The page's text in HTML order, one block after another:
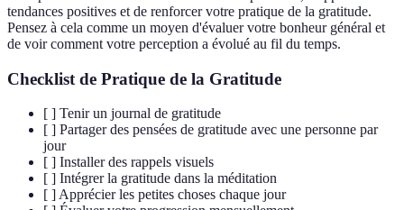
tendances positives et de renforcer votre pratique de la gratitude.
Pensez à cela comme un moyen d'évaluer votre bonheur général et
de voir comment votre perception a évolué au fil du temps.
Checklist de Pratique de la Gratitude
[ ] Tenir un journal de gratitude
[ ] Partager des pensées de gratitude avec une personne par
jour
[ ] Installer des rappels visuels
[ ] Intégrer la gratitude dans la méditation
[ ] Apprécier les petites choses chaque jour